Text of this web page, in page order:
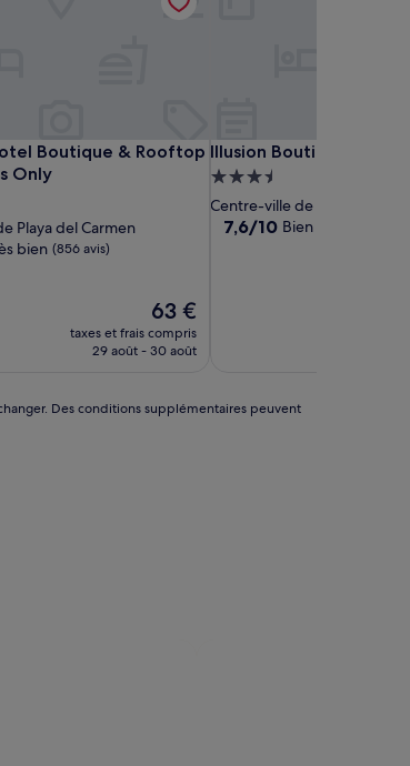
Boutique & Rooftop
Only
Boutique & Rooftop Bar - Adults Only
Playa del Carmen
bien (856 avis)
Le
nouveau
prix
63 €
63 €
taxes et frais compris
29 août - 30 août
Illusion Boutique Hotel
Illusion Boutique Hotel
Hébergement
3.5 étoiles
Centre-ville de Playa del
7.6
7,6/10 Bien
Des conditions supplémentaires peuvent